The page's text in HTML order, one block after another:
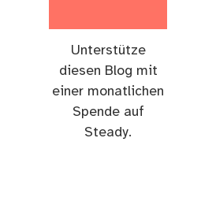
Unterstütze
diesen Blog mit
einer monatlichen
Spende auf
Steady.